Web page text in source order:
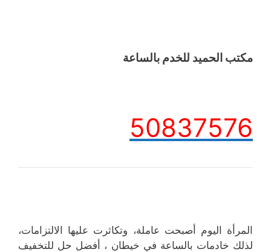
مكتب الحميد للخدم بالساعة
50837576
المرأة اليوم أصبحت عاملة، وتكاثرت عليها الالتزامات،
لذلك خادمات بالساعة في خيطان ، أفضل حل للتخفيف